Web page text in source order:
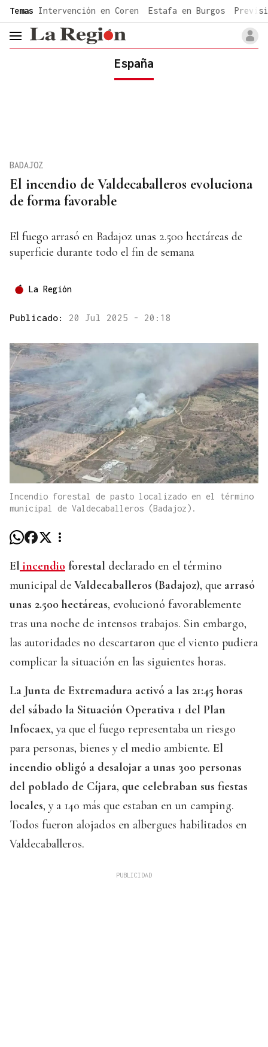
common.go-to-content
Temas Intervención en Coren Estafa en Burgos
header.menu.open
España
El incendio de Valdecaballeros evoluciona
de forma favorable
BADAJOZ
El fuego arrasó en Badajoz unas 2.500 hectáreas de
superficie durante todo el fin de semana
La Región
Publicado: 20 Jul 2025 - 20:18
Incendio forestal de pasto localizado en el término
municipal de Valdecaballeros (Badajoz).
El incendio forestal declarado en el término
municipal de Valdecaballeros (Badajoz), que arrasó
unas 2.500 hectáreas, evolucionó favorablemente
tras una noche de intensos trabajos. Sin embargo,
las autoridades no descartaron que el viento pudiera
complicar la situación en las siguientes horas.
La Junta de Extremadura activó a las 21:45 horas
del sábado la Situación Operativa 1 del Plan
Infocaex, ya que el fuego representaba un riesgo
para personas, bienes y el medio ambiente. El
incendio obligó a desalojar a unas 300 personas
del poblado de Cíjara, que celebraban sus fiestas
locales, y a 140 más que estaban en un camping.
Todos fueron alojados en albergues habilitados en
Valdecaballeros.